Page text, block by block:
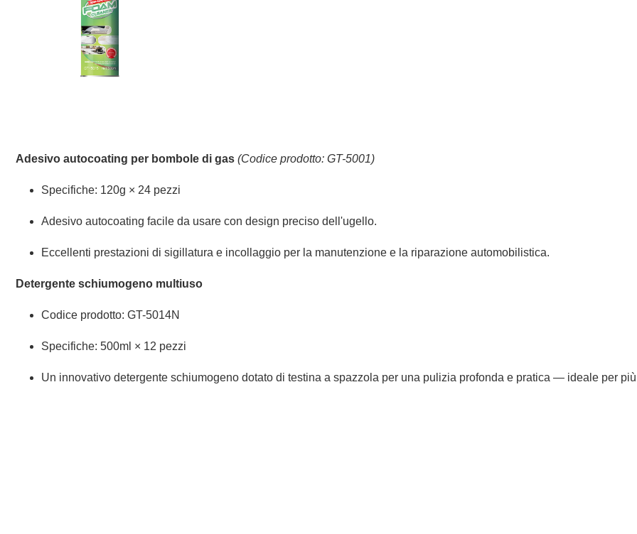
Adesivo autocoating per bombole di gas (Codice prodotto: GT-5001)
Specifiche: 120g × 24 pezzi
Adesivo autocoating facile da usare con design preciso dell'ugello.
Eccellenti prestazioni di sigillatura e incollaggio per la manutenzione e la riparazione automobilistica.